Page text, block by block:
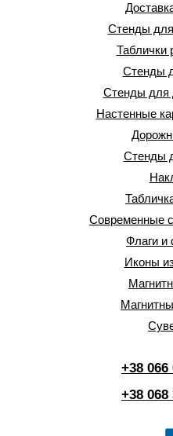
Стенды для
Таблички
Стенды
Стенды для
Настенные
Стенды
Современные
Флаги и
Иконы
+38 066
+38 068